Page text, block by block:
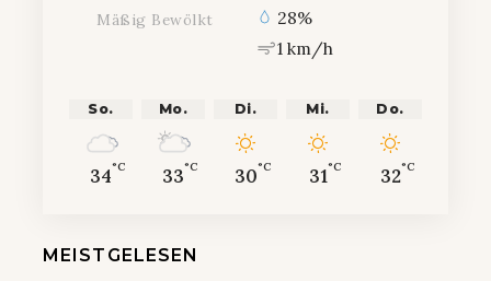
Mäßig Bewölkt
28%
1 km/h
So.
34°C
Mo.
33°C
Di.
30°C
Mi.
31°C
Do.
32°C
MEISTGELESEN